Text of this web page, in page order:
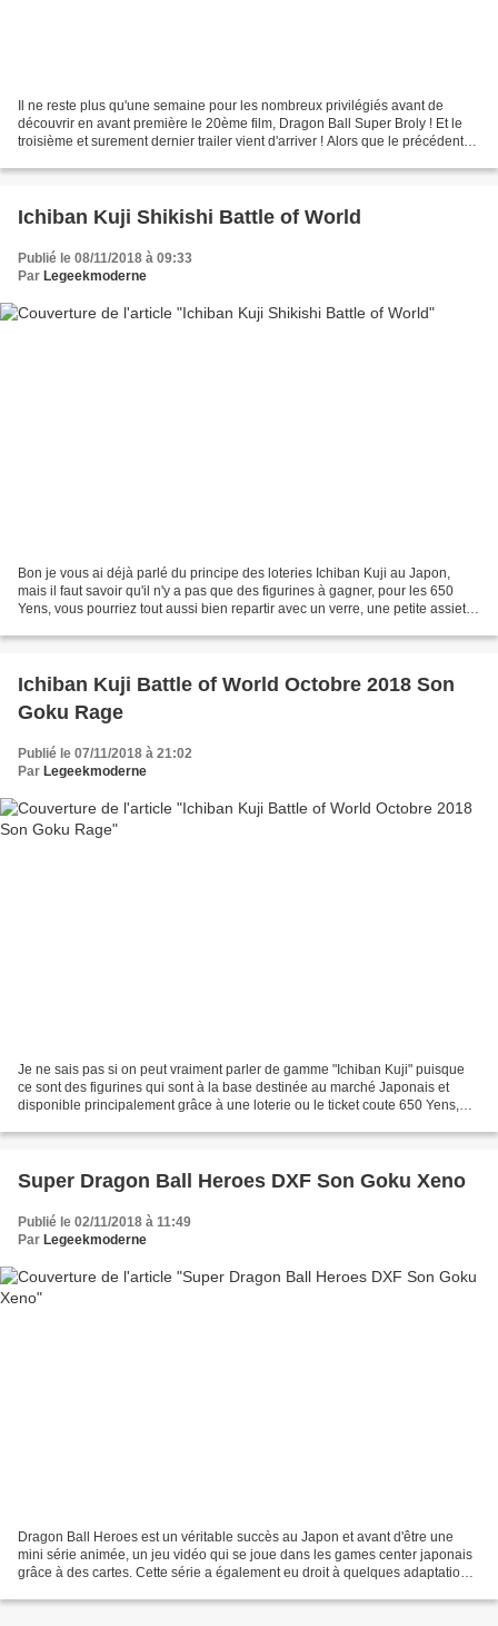
Il ne reste plus qu'une semaine pour les nombreux privilégiés avant de
découvrir en avant première le 20ème film, Dragon Ball Super Broly ! Et le
troisième et surement dernier trailer vient d'arriver ! Alors que le précédent
Ichiban Kuji Shikishi Battle of World
Publié le 08/11/2018 à 09:33
Par Legeekmoderne
Bon je vous ai déjà parlé du principe des loteries Ichiban Kuji au Japon,
mais il faut savoir qu'il n'y a pas que des figurines à gagner, pour les 650
Yens, vous pourriez tout aussi bien repartir avec un verre, une petite assiette
Ichiban Kuji Battle of World Octobre 2018 Son
Goku Rage
Publié le 07/11/2018 à 21:02
Par Legeekmoderne
Je ne sais pas si on peut vraiment parler de gamme "Ichiban Kuji" puisque
ce sont des figurines qui sont à la base destinée au marché Japonais et
disponible principalement grâce à une loterie ou le ticket coute 650 Yens,
Super Dragon Ball Heroes DXF Son Goku Xeno
Publié le 02/11/2018 à 11:49
Par Legeekmoderne
Dragon Ball Heroes est un véritable succès au Japon et avant d'être une
mini série animée, un jeu vidéo qui se joue dans les games center japonais
grâce à des cartes. Cette série a également eu droit à quelques adaptations